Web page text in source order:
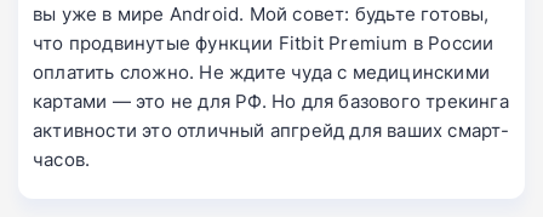
вы уже в мире Android. Мой совет: будьте готовы,
что продвинутые функции Fitbit Premium в России
оплатить сложно. Не ждите чуда с медицинскими
картами — это не для РФ. Но для базового трекинга
активности это отличный апгрейд для ваших смарт-
часов.